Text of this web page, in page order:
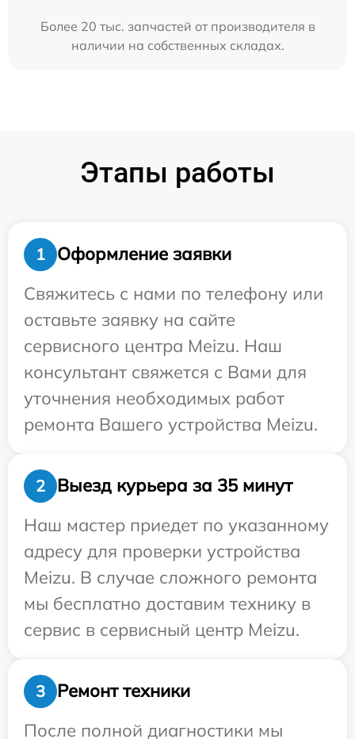
Более 20 тыс. запчастей от производителя в
наличии на собственных складах.
Этапы работы
1
Оформление заявки
Свяжитесь с нами по телефону или
оставьте заявку на сайте
сервисного центра Meizu. Наш
консультант свяжется с Вами для
уточнения необходимых работ
ремонта Вашего устройства Meizu.
2
Выезд курьера за 35 минут
Наш мастер приедет по указанному
адресу для проверки устройства
Meizu. В случае сложного ремонта
мы бесплатно доставим технику в
сервис в сервисный центр Meizu.
3
Ремонт техники
После полной диагностики мы